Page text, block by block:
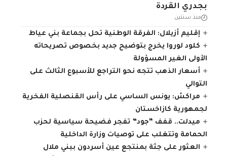
بجدري القردة
منذ سنتين
إقليم أزيلال: الفرقة الوطنية تحل بجماعة بني عياط
كلود لوروا يخرج بتوضيح جديد بخصوص تصريحاته
الأولى الغير المسؤولة
أسعار الذهب تتجه نحو التراجع للأسبوع الثالث على
التوالي
مراكش: يونس الساسي على رأس القنصلية الفخرية
لجمهورية كازاخستان
ميدلت.. قفف “جود” تفجر فضيحة سياسية لحزب
الحمامة وتتغلب على توصيات وزارة الداخلية
العثور على جثة بمنتجع عين أسردون ببني ملال